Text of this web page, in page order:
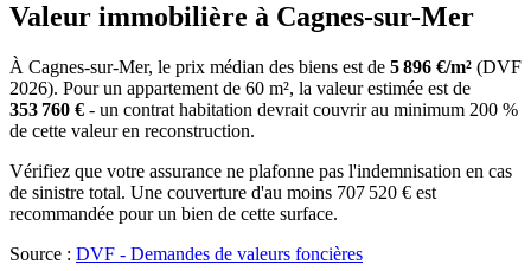
Valeur immobilière à Cagnes-sur-Mer
À Cagnes-sur-Mer, le prix médian des biens est de 5 896 €/m² (DVF
2026). Pour un appartement de 60 m², la valeur estimée est de
353 760 € - un contrat habitation devrait couvrir au minimum 200 %
de cette valeur en reconstruction.
Vérifiez que votre assurance ne plafonne pas l'indemnisation en cas
de sinistre total. Une couverture d'au moins 707 520 € est
recommandée pour un bien de cette surface.
Source : DVF - Demandes de valeurs foncières